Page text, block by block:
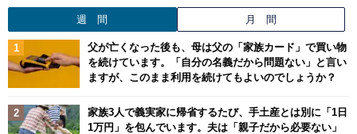
週 間 月 間
父が亡くなった後も、母は父の「家族カード」で買い物
を続けています。「自分の名義だから問題ない」と言い
ますが、このまま利用を続けてもよいのでしょうか？
家族3人で義実家に帰省するたび、手土産とは別に「1日
1万円」を包んでいます。夫は「親子だから必要ない」